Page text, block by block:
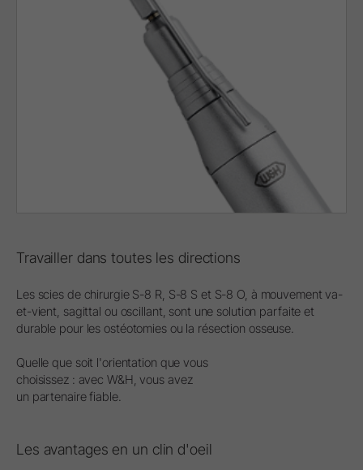
Travailler dans toutes les directions
Les scies de chirurgie S-8 R, S-8 S et S-8 O, à mouvement va-
et-vient, sagittal ou oscillant, sont une solution parfaite et
durable pour les ostéotomies ou la résection osseuse.
Quelle que soit l'orientation que vous
choisissez : avec W&H, vous avez
un partenaire fiable.
Les avantages en un clin d'oeil